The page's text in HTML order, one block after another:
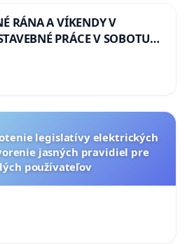
RÁNA A VÍKENDY V
PRÁCE V SOBOTU
HOD., CEZ PRACOVNÝ
HOD. A PRAVIDELNÁ
AREA NA
legislatívy elektrických
jasných pravidiel pre
používateľov